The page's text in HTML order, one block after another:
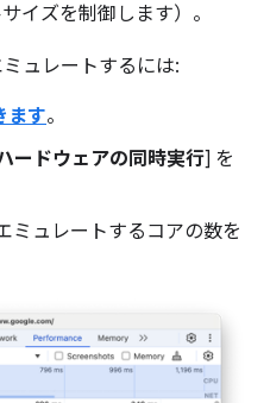
イズを制御します）。
ュレートするには:
ます。
ードウェアの同時実行] を
ミュレートするコアの数を